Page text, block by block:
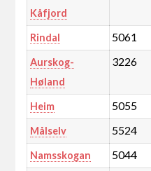
Kåfjord
Rindal 5061
Aurskog-
Høland
3226
Heim 5055
Målselv 5524
Namsskogan 5044